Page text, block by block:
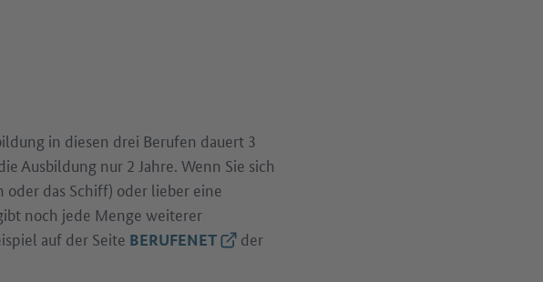
in diesen drei Berufen dauert 3
Ausbildung nur 2 Jahre. Wenn Sie sich
das Schiff) oder lieber eine
noch jede Menge weiterer
auf der Seite BERUFENET(Externer Link)
der